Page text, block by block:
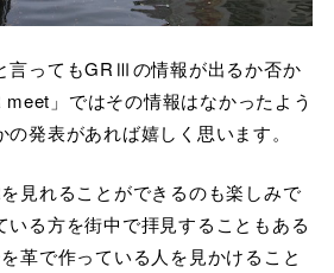
言ってもGRⅢの情報が出るか否か
」ではその情報はなかったよう
発表があれば嬉しく思います。
見れることができるのも楽しみで
いる方を街中で拝見することもある
革で作っている人を見かけること